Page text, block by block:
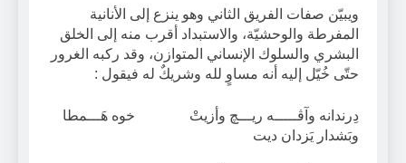
ويبيّن صفات الفريق الثاني وهو ينزع إلى الأنانية
المفرطة والوحشيّة، والاستبداد أقرب منه إلى الخلق
البشري والسلوك الإنساني المتوازن، وقد ركبه الغرور
حتّى خُيّل إليه أنه مساوٍ لله وشريكٌ له فيقول :
دِرندانه وآڤـــــه ريـــچ وأزيتْ خوه هَـــمطا
وبَشدار يَزدان ديت